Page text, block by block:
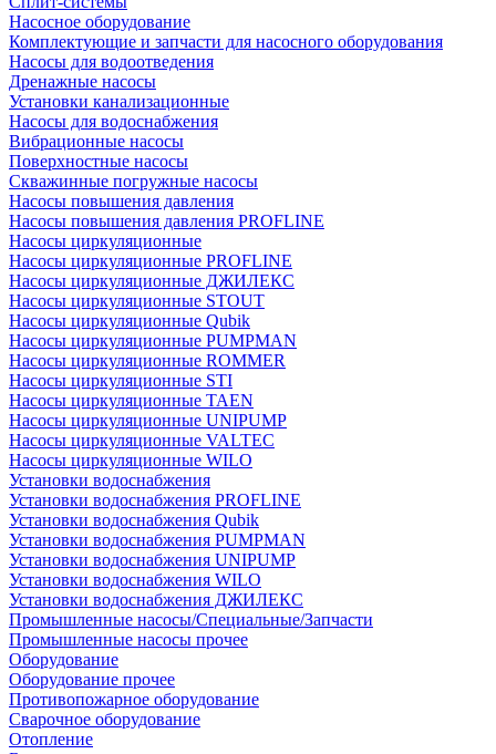
Насосное оборудование
Комплектующие и запчасти для насосного оборудования
Насосы для водоотведения
Дренажные насосы
Установки канализационные
Насосы для водоснабжения
Вибрационные насосы
Поверхностные насосы
Скважинные погружные насосы
Насосы повышения давления
Насосы повышения давления PROFLINE
Насосы циркуляционные
Насосы циркуляционные PROFLINE
Насосы циркуляционные ДЖИЛЕКС
Насосы циркуляционные STOUT
Насосы циркуляционные Qubik
Насосы циркуляционные PUMPMAN
Насосы циркуляционные ROMMER
Насосы циркуляционные STI
Насосы циркуляционные TAEN
Насосы циркуляционные UNIPUMP
Насосы циркуляционные VALTEC
Насосы циркуляционные WILO
Установки водоснабжения
Установки водоснабжения PROFLINE
Установки водоснабжения Qubik
Установки водоснабжения PUMPMAN
Установки водоснабжения UNIPUMP
Установки водоснабжения WILO
Установки водоснабжения ДЖИЛЕКС
Промышленные насосы/Специальные/Запчасти
Промышленные насосы прочее
Оборудование
Оборудование прочее
Противопожарное оборудование
Сварочное оборудование
Отопление